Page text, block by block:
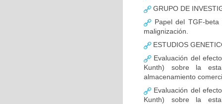
GRUPO DE
Papel del TGF-
malignización.
ESTUDIOS
Evaluación del
Kunth) sobre la
almacenamiento
Evaluación del
Kunth) sobre la